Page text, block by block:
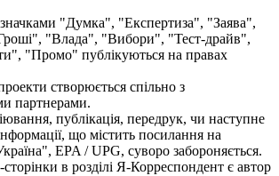
"Думка", "Експертиза", "Заява",
"Влада", "Вибори", "Тест-драйв",
"Промо" публікуються на правах
створюється спільно з
партнерами.
публікація, передрук, чи наступне
що містить посилання на
EPA / UPG, суворо забороняється.
в розділі Я-Корреспондент є автор